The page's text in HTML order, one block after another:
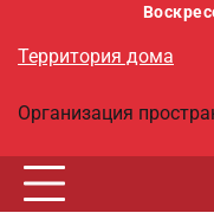
содержимому
Территория дома
Организация